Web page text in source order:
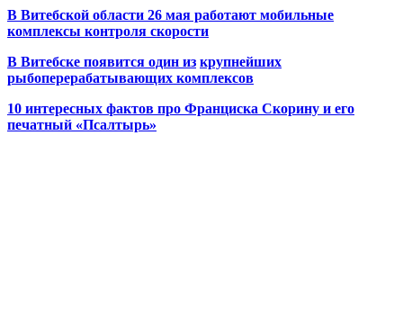
В Витебской области 26 мая работают мобильные
комплексы контроля скорости
В Витебске появится один из крупнейших
рыбоперерабатывающих комплексов
10 интересных фактов про Франциска Скорину и его
печатный «Псалтырь»